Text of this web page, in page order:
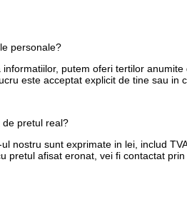
personale?
putem oferi tertilor
este acceptat explicit de tine sau
pretul real?
nostru sunt exprimate in lei, includ
pretul afisat eronat, vei fi contactat